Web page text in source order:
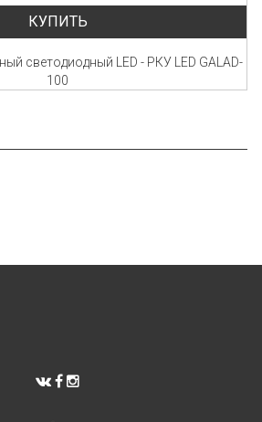
КУПИТЬ
светодиодный LED - РКУ LED GALAD-
100